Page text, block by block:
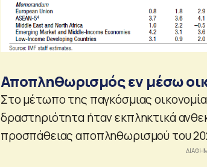
Αποπληθωρισμός εν μέσω
Στο μέτωπο της παγκόσμιας
δραστηριότητα ήταν εκπληκτικά
προσπάθειας αποπληθωρισμού του